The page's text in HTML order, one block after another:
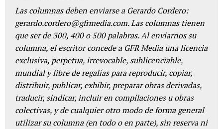
Las columnas deben enviarse a Gerardo Cordero:
gerardo.cordero@gfrmedia.com. Las columnas tienen
que ser de 300, 400 o 500 palabras. Al enviarnos su
columna, el escritor concede a GFR Media una licencia
exclusiva, perpetua, irrevocable, sublicenciable,
mundial y libre de regalías para reproducir, copiar,
distribuir, publicar, exhibir, preparar obras derivadas,
traducir, sindicar, incluir en compilaciones u obras
colectivas, y de cualquier otro modo de forma general
utilizar su columna (en todo o en parte), sin reserva ni